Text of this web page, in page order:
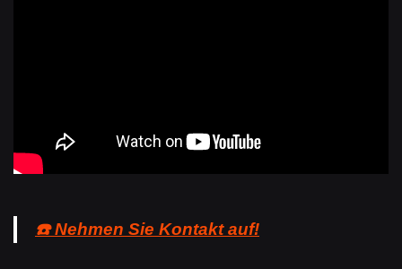
☎️ Nehmen Sie Kontakt auf!